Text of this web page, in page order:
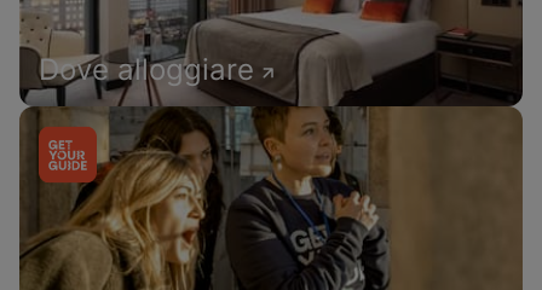
Dove alloggiare